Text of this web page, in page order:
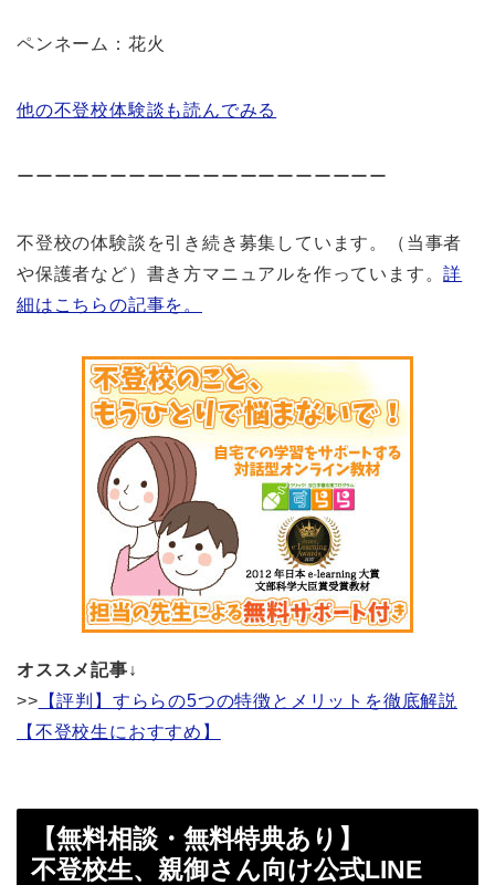
ペンネーム：花火
他の不登校体験談も読んでみる
ーーーーーーーーーーーーーーーーーーーー
不登校の体験談を引き続き募集しています。（当事者
や保護者など）書き方マニュアルを作っています。詳
細はこちらの記事を。
オススメ記事↓
>> 【評判】すららの5つの特徴とメリットを徹底解説
【不登校生におすすめ】
【無料相談・無料特典あり】
不登校生、親御さん向け公式LINE